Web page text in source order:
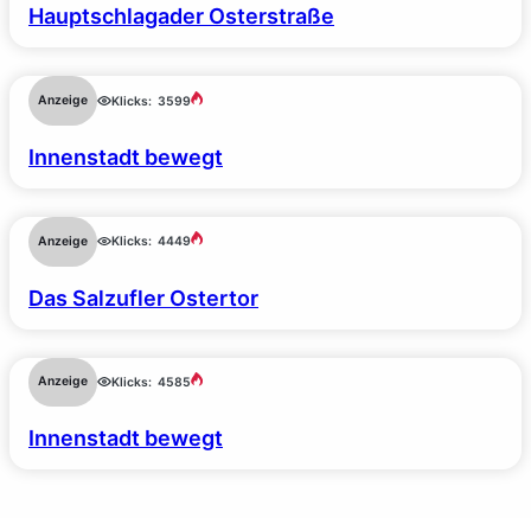
Hauptschlagader Osterstraße
Anzeige Klicks: 3599
Innenstadt bewegt
Anzeige Klicks: 4449
Das Salzufler Ostertor
Anzeige Klicks: 4585
Innenstadt bewegt